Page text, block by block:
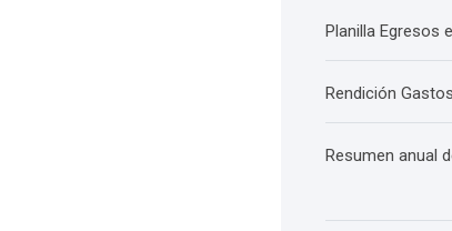
Planilla Egresos
Rendición Gastos
Resumen anual